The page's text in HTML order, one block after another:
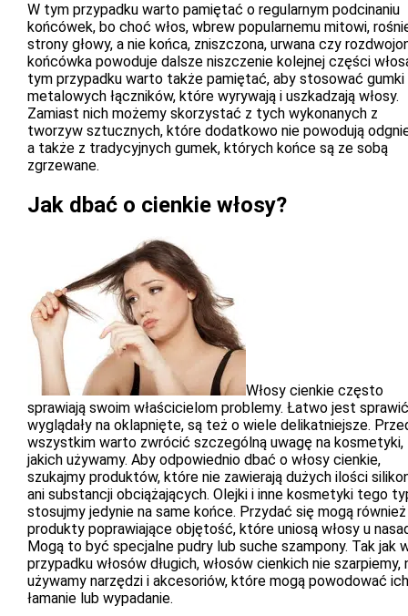
W tym przypadku warto pamiętać o regularnym podcinaniu
końcówek, bo choć włos, wbrew popularnemu mitowi,
strony głowy, a nie końca, zniszczona, urwana czy
końcówka powoduje dalsze niszczenie kolejnej części
tym przypadku warto także pamiętać, aby stosować gumki
metalowych łączników, które wyrywają i uszkadzają włosy.
Zamiast nich możemy skorzystać z tych wykonanych z
tworzyw sztucznych, które dodatkowo nie powodują
a także z tradycyjnych gumek, których końce są ze sobą
zgrzewane.
Jak dbać o cienkie włosy?
Włosy cienkie często
sprawiają swoim właścicielom problemy. Łatwo jest
wyglądały na oklapnięte, są też o wiele delikatniejsze.
wszystkim warto zwrócić szczególną uwagę na kosmetyki,
jakich używamy. Aby odpowiednio dbać o włosy cienkie,
szukajmy produktów, które nie zawierają dużych ilości
ani substancji obciążających. Olejki i inne kosmetyki tego
stosujmy jedynie na same końce. Przydać się mogą również
produkty poprawiające objętość, które uniosą włosy u
Mogą to być specjalne pudry lub suche szampony. Tak jak
przypadku włosów długich, włosów cienkich nie szarpiemy,
używamy narzędzi i akcesoriów, które mogą powodować ich
łamanie lub wypadanie.